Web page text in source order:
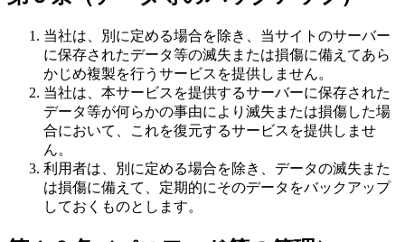
当社は、別に定める場合を除き、当サイトのサーバー
に保存されたデータ等の滅失または損傷に備えてあら
かじめ複製を行うサービスを提供しません。
当社は、本サービスを提供するサーバーに保存された
データ等が何らかの事由により滅失または損傷した場
合において、これを復元するサービスを提供しませ
ん。
利用者は、別に定める場合を除き、データの滅失また
は損傷に備えて、定期的にそのデータをバックアップ
しておくものとします。